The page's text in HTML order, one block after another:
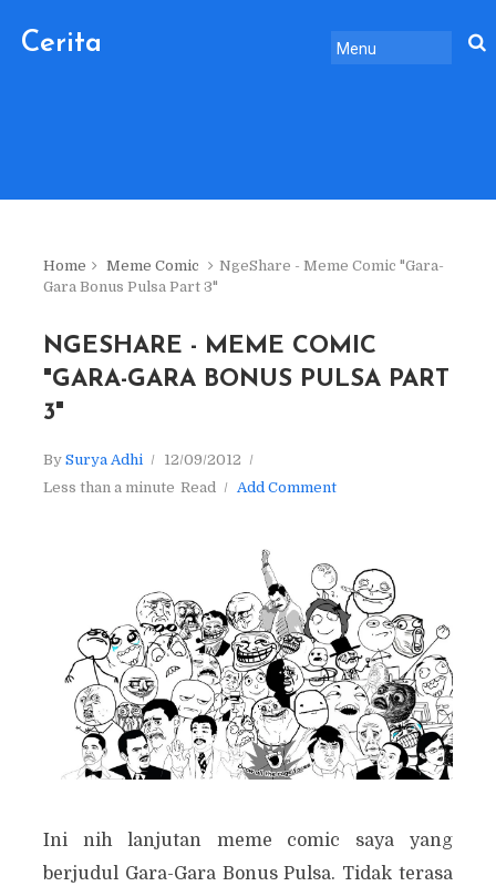
Cerita
Home Meme Comic
NgeShare - Meme Comic "Gara-
Gara Bonus Pulsa Part 3"
NGESHARE - MEME COMIC
"GARA-GARA BONUS PULSA PART
3"
BySurya Adhi
12/09/2012
Less than a minute Read Add Comment
Ini nih lanjutan meme comic saya yang
berjudul Gara-Gara Bonus Pulsa. Tidak terasa